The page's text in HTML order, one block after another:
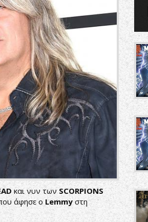
και νυν τωνSCORPIONS
άφησε ο Lemmy στη